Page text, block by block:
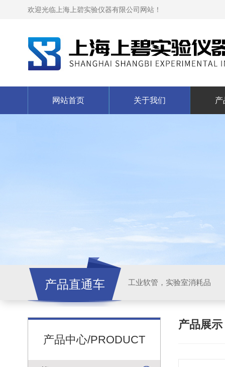
欢迎光临上海上碧实验仪器有限公司网站！
网站首页 关于我们 产
产品直通车 工业软管，实验室消耗品
产品中心/PRODUCT
产品展示